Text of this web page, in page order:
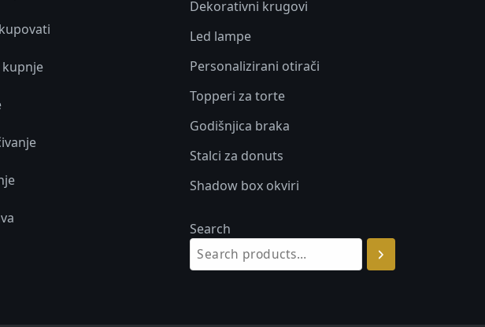
Dekorativni krugovi
Led lampe
Personalizirani otirači
Topperi za torte
Godišnjica braka
Stalci za donuts
Shadow box okviri
Search